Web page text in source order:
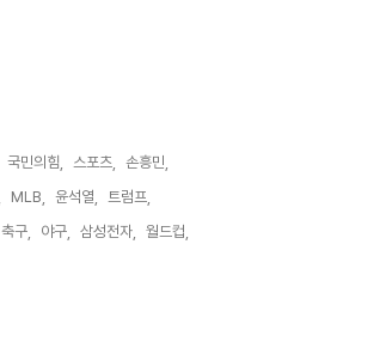
국민의힘, 스포츠,
손흥민,
MLB, 윤석열,
트럼프,
축구, 야구, 삼성전자,
월드컵,